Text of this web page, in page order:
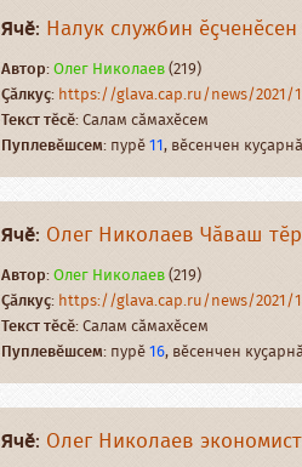
Ячӗ: Налук службин
Автор:Олег Николаев(219)
Ҫӑлкуҫ:https://glava.cap.ru/news/2021/
Текст тӗсӗ: Салам сӑмахӗсем
Пуплевӗшсем: пурӗ11, вӗсенчен
Ячӗ: Олег Николаев Чӑваш
Автор:Олег Николаев(219)
Ҫӑлкуҫ:https://glava.cap.ru/news/2021/
Текст тӗсӗ: Салам сӑмахӗсем
Пуплевӗшсем: пурӗ16, вӗсенчен
Ячӗ: Олег Николаев